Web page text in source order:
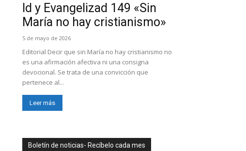
Id y Evangelizad 149 «Sin
María no hay cristianismo»
5 de mayo de 2026
Editorial Decir que sin María no hay cristianismo no
es una afirmación afectiva ni una consigna
devocional. Se trata de una convicción que
pertenece al...
Leer más
Boletín de noticias- Recíbelo cada mes